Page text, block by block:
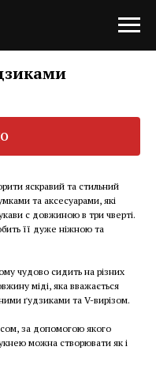
яскравий та стильний
та аксесуарами, які
с довжиною в три чверті.
її дуже ніжною та
чудово сидить на різних
міді, яка вважається
ґудзиками та V-вирізом.
за допомогою якого
можна створювати як і